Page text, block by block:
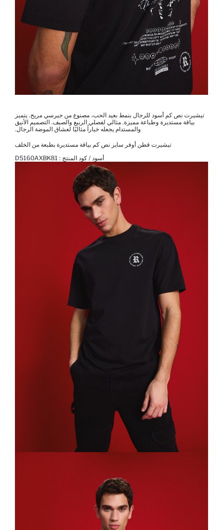
تيشيرت نص كم أسود للرجال بنمط بعيد الحب، مصنوع من جيرسي مريح. يتميز
بياقة مستديرة وطباعة مميزة. مثالي لفصلي الربيع والصيف. التصميم الأنيق
والمستدام يجعله خياراً مثاليًا لعشاق الموضة الرجال.
تيشيرت قطن أوفر سايز نص كم بياقة مستديرة بطبعة من الخلف
أسود / كود المنتج : D5160AXBK81